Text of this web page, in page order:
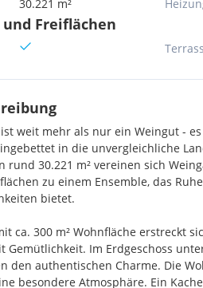
30.221 m²
Freiflächen
weit mehr als nur ein Weingut -
in die unvergleichliche
rund 30.221 m² vereinen sich
zu einem Ensemble, das
bietet.
ca. 300 m² Wohnfläche erstreckt
Gemütlichkeit. Im Erdgeschoss
den authentischen Charme. Die
besondere Atmosphäre. Ein